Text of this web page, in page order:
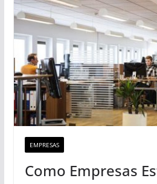
EMPRESAS
Como Empresas